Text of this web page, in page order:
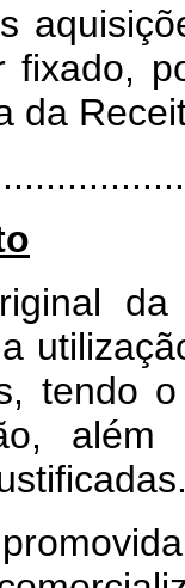
fixado,
da
tendo